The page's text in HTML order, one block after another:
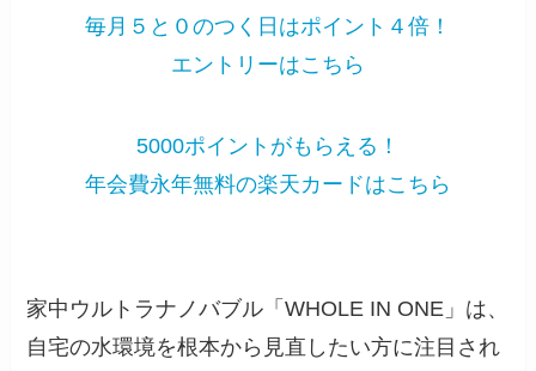
毎月５と０のつく日はポイント４倍！
エントリーはこちら
5000ポイントがもらえる！
年会費永年無料の楽天カードはこちら
家中ウルトラナノバブル「WHOLE IN ONE」は、
自宅の水環境を根本から見直したい方に注目され